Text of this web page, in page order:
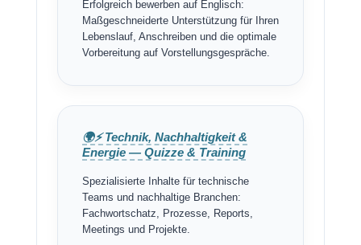
Erfolgreich bewerben auf Englisch:
Maßgeschneiderte Unterstützung für Ihren
Lebenslauf, Anschreiben und die optimale
Vorbereitung auf Vorstellungsgespräche.
🌍⚡ Technik, Nachhaltigkeit &
Energie — Quizze & Training
Spezialisierte Inhalte für technische
Teams und nachhaltige Branchen:
Fachwortschatz, Prozesse, Reports,
Meetings und Projekte.